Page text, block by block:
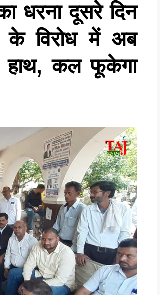
धरना दूसरे दिन
के विरोध में अब
हाथ, कल फूकेगा